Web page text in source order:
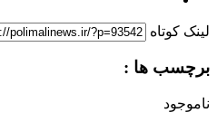
لینک کوتاه
برچسب ها :
ناموجود